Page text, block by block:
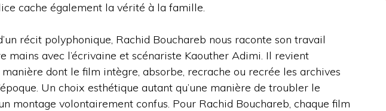
cache également la vérité à la famille.
récit polyphonique, Rachid Bouchareb nous raconte son travail
mains avec l’écrivaine et scénariste Kaouther Adimi. Il revient
dont le film intègre, absorbe, recrache ou recrée les archives
Un choix esthétique autant qu’une manière de troubler le
montage volontairement confus. Pour Rachid Bouchareb, chaque film